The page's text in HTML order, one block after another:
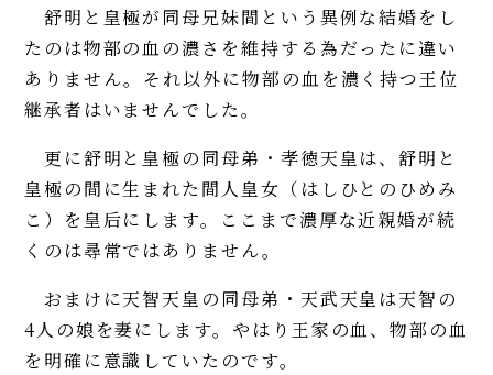
舒明と皇極が同母兄妹間という異例な結婚をし
たのは物部の血の濃さを維持する為だったに違い
ありません。それ以外に物部の血を濃く持つ王位
継承者はいませんでした。
更に舒明と皇極の同母弟・孝徳天皇は、舒明と
皇極の間に生まれた間人皇女（はしひとのひめみ
こ）を皇后にします。ここまで濃厚な近親婚が続
くのは尋常ではありません。
おまけに天智天皇の同母弟・天武天皇は天智の
4人の娘を妻にします。やはり王家の血、物部の血
を明確に意識していたのです。